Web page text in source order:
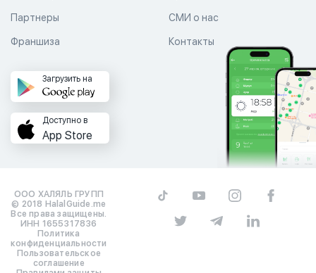
СМИ о нас
Контакты
Партнеры
Франшиза
Загрузить на
Доступно в
App Store
ООО ХАЛЯЛЬ ГРУПП
© 2018 HalalGuide.me
Все права защищены.
ИНН 1655317836
Политика
конфиденциальности
Пользовательское
соглашение